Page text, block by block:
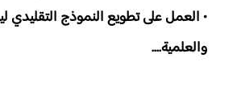
• العمل على تطويع النموذج التقليدي
والعلمية....